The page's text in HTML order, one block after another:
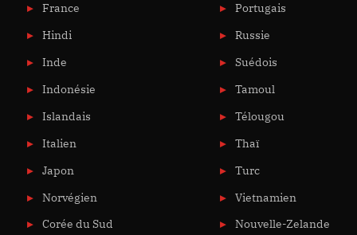
France
Hindi
Inde
Indonésie
Islandais
Italien
Japon
Norvégien
Corée du Sud
Portugais
Russie
Suédois
Tamoul
Télougou
Thaï
Turc
Vietnamien
Nouvelle-Zelande